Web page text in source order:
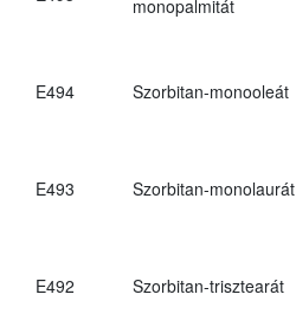
monopalmitát
E494 Szorbitan-monooleát
E493 Szorbitan-monolaurát
E492 Szorbitan-trisztearát